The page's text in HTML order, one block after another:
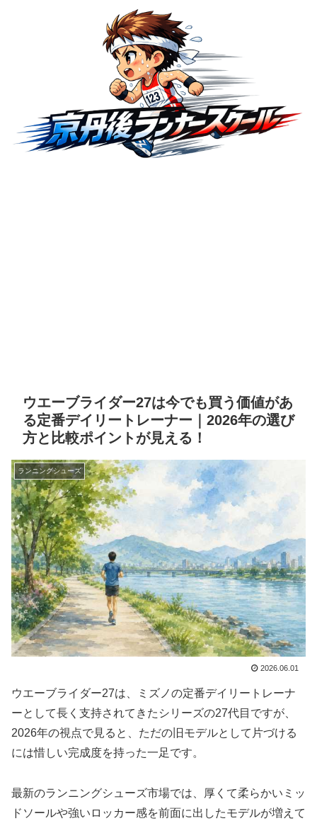
ウエーブライダー27は今でも買う価値があ
る定番デイリートレーナー｜2026年の選び
方と比較ポイントが見える！
ランニングシューズ
2026.06.01
ウエーブライダー27は、ミズノの定番デイリートレーナ
ーとして長く支持されてきたシリーズの27代目ですが、
2026年の視点で見ると、ただの旧モデルとして片づける
には惜しい完成度を持った一足です。
最新のランニングシューズ市場では、厚くて柔らかいミッ
ドソールや強いロッカー感を前面に出したモデルが増えて